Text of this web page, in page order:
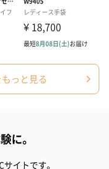
円）
っと見る
に。
イトです。